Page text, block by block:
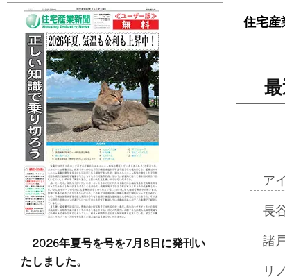
住宅産
ア
長
諸
リ
2026年夏号を号を7月8日に発刊い
たしました。